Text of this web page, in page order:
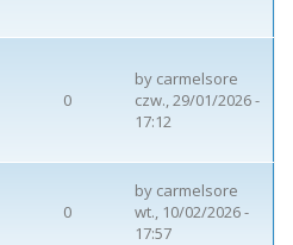
0
by carmelsore
czw., 29/01/2026 -
17:12
0
by carmelsore
wt., 10/02/2026 -
17:57